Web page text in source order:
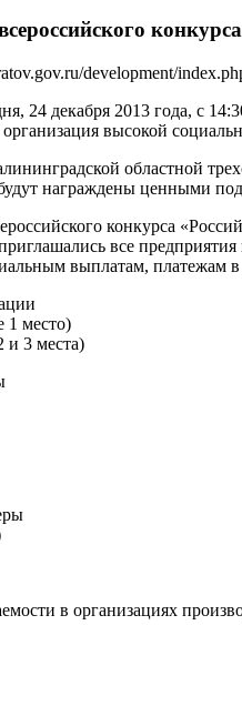
development/
24 декабря 2013 года, с
высокой
областной
награждены ценными
конкурса
все
выплатам,
1 место)
и 3 места)
в организациях